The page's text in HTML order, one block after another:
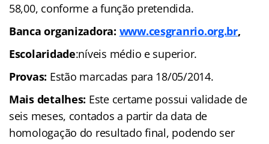
58,00, conforme a função pretendida.
Banca organizadora: www.cesgranrio.org.br,
Escolaridade:níveis médio e superior.
Provas: Estão marcadas para 18/05/2014.
Mais detalhes: Este certame possui validade de
seis meses, contados a partir da data de
homologação do resultado final, podendo ser